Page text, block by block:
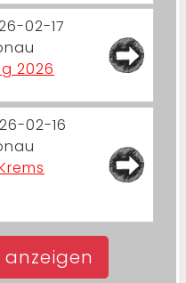
02-17
2026
02-16